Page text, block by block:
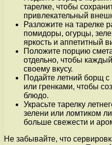
тарелке, чтобы
привлекательный
Разложите на тарелке
помидоры, огурцы,
яркость и аппетитный
Положите порцию
отдельно, чтобы
своему вкусу.
Подайте летний борщ с
или гренками, чтобы
блюдо.
Украсьте тарелку
зелени или ломтиком
больше свежести и
Не забывайте, что